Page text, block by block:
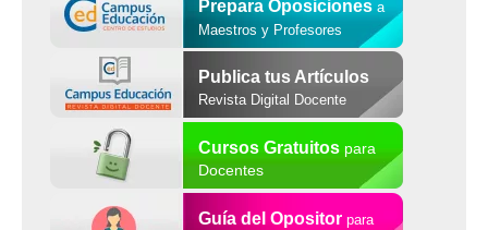
Prepara Oposiciones a
Maestros y Profesores
Publica tus Artículos
Revista Digital Docente
Cursos Gratuitospara
Docentes
Guía del Opositor para